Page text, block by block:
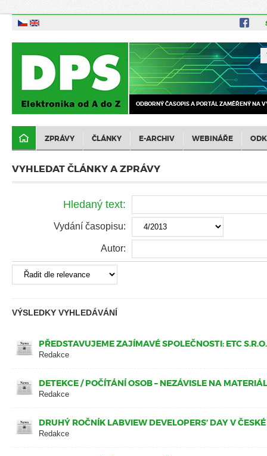
ODBORNÝ ČASOPIS A PORTÁL ZAMĚŘENÝ NA
ZPRÁVY ČLÁNKY E-ARCHIV WEBINÁŘE
VYHLEDAT ČLÁNKY A ZPRÁVY
Hledaný text:
Vydání časopisu:
Autor:
VÝSLEDKY VYHLEDÁVÁNÍ
PŘEDSTAVUJEME ZAJÍMAVÉ SPOLEČNOSTI: ETC S.R.O.
Redakce
DETEKCE / POČÍTÁNÍ OSOB – NEZÁVISLE NA
Redakce
DRUHÝ ROČNÍK LABVIEW DEVELOPERS’ DAY V
Redakce